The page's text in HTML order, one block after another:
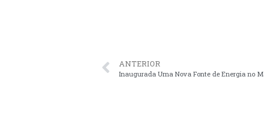
ANTERIOR
Inaugurada Uma Nova Fonte de Energia no